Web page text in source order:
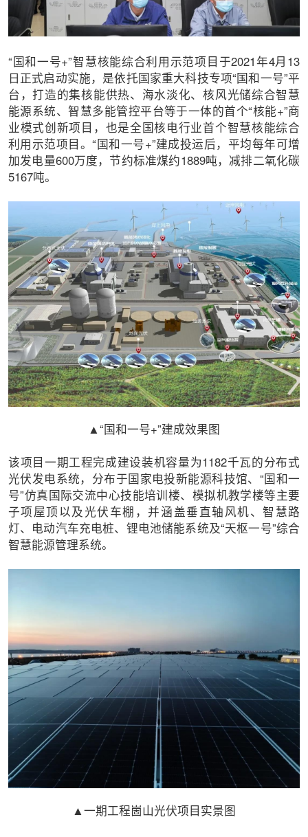
“国和一号+”智慧核能综合利用示范项目于2021年4月13
日正式启动实施，是依托国家重大科技专项“国和一号”平
台，打造的集核能供热、海水淡化、核风光储综合智慧
能源系统、智慧多能管控平台等于一体的首个“核能+”商
业模式创新项目，也是全国核电行业首个智慧核能综合
利用示范项目。“国和一号+”建成投运后，平均每年可增
加发电量600万度，节约标准煤约1889吨，减排二氧化碳
5167吨。
▲“国和一号+”建成效果图
该项目一期工程完成建设装机容量为1182千瓦的分布式
光伏发电系统，分布于国家电投新能源科技馆、“国和一
号”仿真国际交流中心技能培训楼、模拟机教学楼等主要
子项屋顶以及光伏车棚，并涵盖垂直轴风机、智慧路
灯、电动汽车充电桩、锂电池储能系统及“天枢一号”综合
智慧能源管理系统。
▲一期工程崮山光伏项目实景图